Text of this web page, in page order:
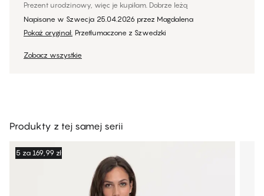
Prezent urodzinowy, więc je kupiłam. Dobrze leżą
Napisane w Szwecja 25.04.2026 przez Magdalena
Pokaż oryginał. Przetłumaczone z Szwedzki
Zobacz wszystkie
Produkty z tej samej serii
5 za 169,99 zł